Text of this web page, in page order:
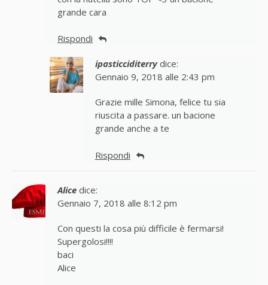
grande cara
Rispondi
ipasticciditerry dice:
Gennaio 9, 2018 alle 2:43 pm
Grazie mille Simona, felice tu sia
riuscita a passare. un bacione
grande anche a te
Rispondi
Alice dice:
Gennaio 7, 2018 alle 8:12 pm
Con questi la cosa più difficile è fermarsi!
Supergolosi!!!!
baci
Alice